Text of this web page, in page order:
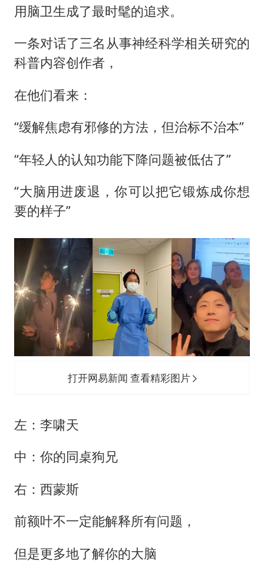
用脑卫生成了最时髦的追求。
一条对话了三名从事神经科学相关研究的
科普内容创作者，
在他们看来：
“缓解焦虑有邪修的方法，但治标不治本”
“年轻人的认知功能下降问题被低估了”
“大脑用进废退，你可以把它锻炼成你想
要的样子”
打开网易新闻 查看精彩图片
左：李啸天
中：你的同桌狗兄
右：西蒙斯
前额叶不一定能解释所有问题，
但是更多地了解你的大脑